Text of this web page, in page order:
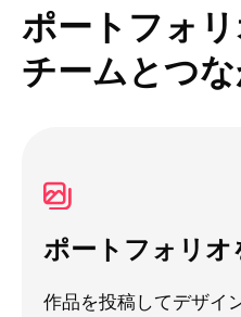
ポートフォ
チームとつ
ポートフォリオ
作品を投稿してデザイ